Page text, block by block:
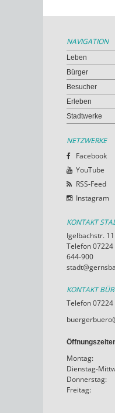
NAVIGATION
Leben
Bürger
Besucher
Erleben
Stadtwerke
NETZWERKE
Facebook
YouTube
RSS-Feed
Instagram
KONTAKT
Igelbachstr.
Telefon 07224
644-900
KONTAKT
Telefon
Montag:
Dienstag-
Donnerstag:
Freitag: